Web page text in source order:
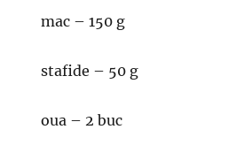
mac – 150 g
stafide – 50 g
oua – 2 buc